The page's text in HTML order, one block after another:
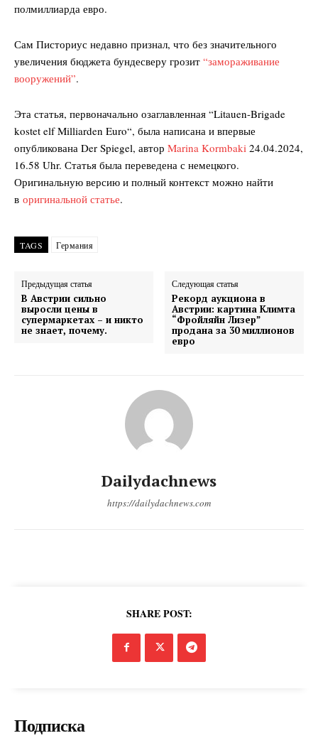
Magazine PRO
Подписаться
полмиллиарда евро.
Сам Писториус недавно признал, что без значительного
увеличения бюджета бундесверу грозит “замораживание
вооружений”.
Эта статья, первоначально озаглавленная “Litauen-Brigade
kostet elf Milliarden Euro“, была написана и впервые
опубликована Der Spiegel, автор Marina Kormbaki 24.04.2024,
16.58 Uhr. Статья была переведена с немецкого.
Оригинальную версию и полный контекст можно найти
в оригинальной статье.
TAGS Германия
Предыдущая статья
В Австрии сильно
выросли цены в
супермаркетах – и никто
не знает, почему.
Следующая статья
Рекорд аукциона в
Австрии: картина Климта
“Фройляйн Лизер”
продана за 30 миллионов
евро
Dailydachnews
https://dailydachnews.com
SHARE POST:
Подписка